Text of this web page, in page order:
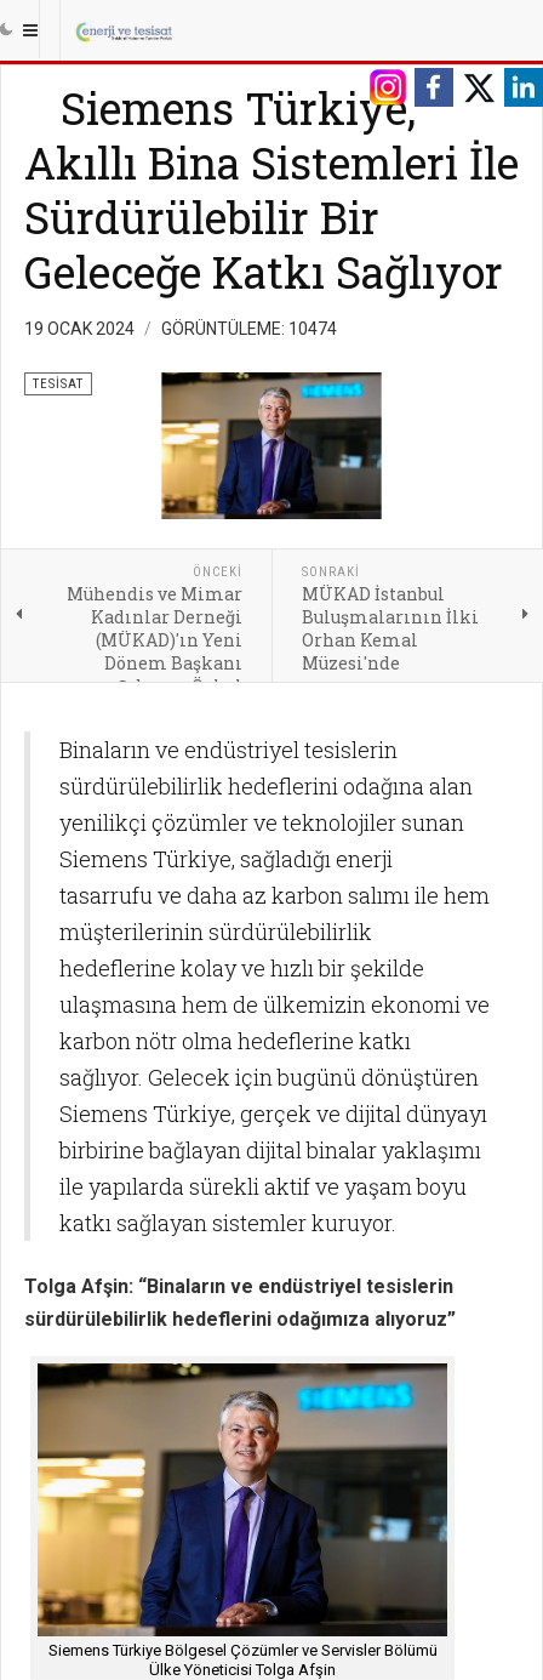
Siemens Türkiye,
Akıllı Bina Sistemleri İle
Sürdürülebilir Bir
Geleceğe Katkı Sağlıyor
19 OCAK 2024 GÖRÜNTÜLEME: 10474
TESISAT
ÖNCEKI
Mühendis ve Mimar
Kadınlar Derneği
(MÜKAD)'ın Yeni
Dönem Başkanı
Şebnem Özkal
SONRAKI
MÜKAD İstanbul
Buluşmalarının İlki
Orhan Kemal
Müzesi'nde
Binaların ve endüstriyel tesislerin
sürdürülebilirlik hedeflerini odağına alan
yenilikçi çözümler ve teknolojiler sunan
Siemens Türkiye, sağladığı enerji
tasarrufu ve daha az karbon salımı ile hem
müşterilerinin sürdürülebilirlik
hedeflerine kolay ve hızlı bir şekilde
ulaşmasına hem de ülkemizin ekonomi ve
karbon nötr olma hedeflerine katkı
sağlıyor. Gelecek için bugünü dönüştüren
Siemens Türkiye, gerçek ve dijital dünyayı
birbirine bağlayan dijital binalar yaklaşımı
ile yapılarda sürekli aktif ve yaşam boyu
katkı sağlayan sistemler kuruyor.
Tolga Afşin: “Binaların ve endüstriyel tesislerin
sürdürülebilirlik hedeflerini odağımıza alıyoruz”
Siemens Türkiye Bölgesel Çözümler ve Servisler Bölümü
Ülke Yöneticisi Tolga Afşin